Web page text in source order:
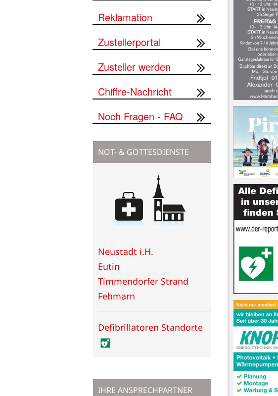
Reklamation
Zustellerportal
Zusteller werden
Chiffre-Nachricht
Noch Fragen - FAQ
NOT- & GOTTESDIENSTE
Neustadt i.H.
Eutin
Timmendorfer Strand
Fehmarn
Defibrillatoren Standorte
IHRE ANSPRECHPARTNER